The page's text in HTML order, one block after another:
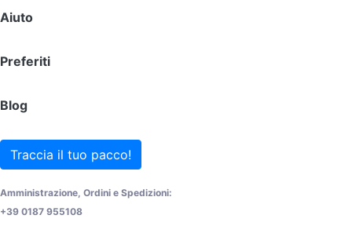
Aiuto
Preferiti
Blog
Traccia il tuo pacco!
Amministrazione, Ordini e Spedizioni:
+39 0187 955108